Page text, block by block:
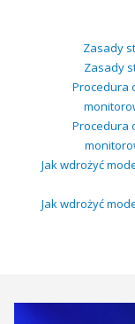
Zasady
Zasady
Procedura
Procedura
Jak wdrożyć
Jak wdrożyć